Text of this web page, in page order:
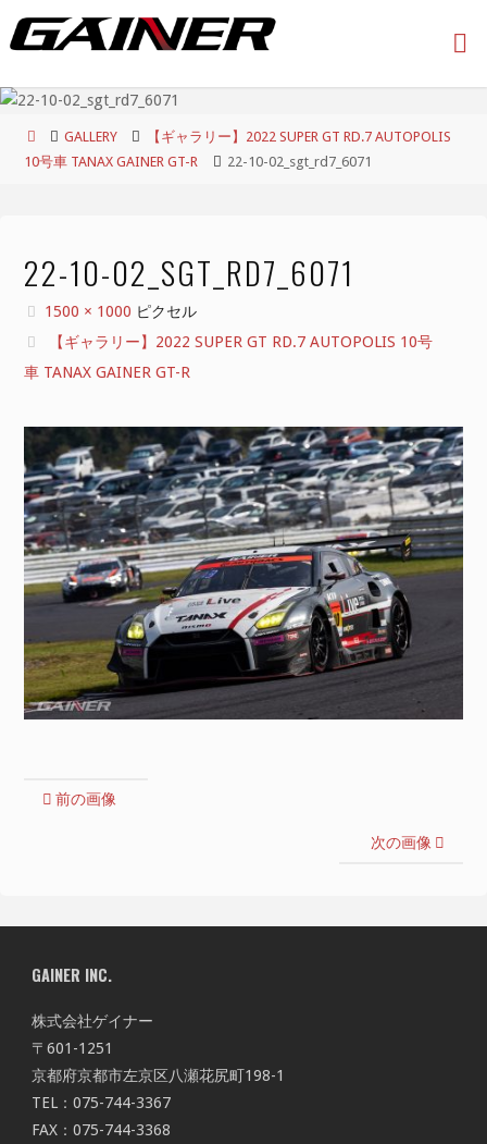
ン
ン
ホ
ー
GALLERY
【ギャラリー】2022 SUPER GT RD.7 AUTOPOLIS
10号車 TANAX GAINER GT-R
22-10-02_sgt_rd7_6071
22-10-02_SGT_RD7_6071
フ
ル
サ
ズ
1500 × 1000 ピクセル
【ギャラリー】2022 SUPER GT RD.7 AUTOPOLIS 10号
車 TANAX GAINER GT-R
前の画像
次の画像
GAINER INC.
株式会社ゲイナー
〒601-1251
京都府京都市左京区八瀬花尻町198-1
TEL：075-744-3367
FAX：075-744-3368